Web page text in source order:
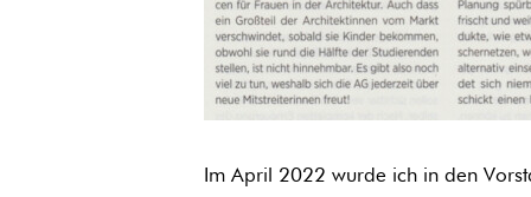
Im April 2022 wurde ich in den